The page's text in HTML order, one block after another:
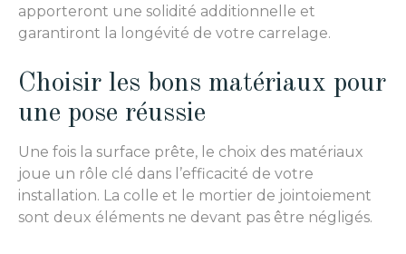
apporteront une solidité additionnelle et
garantiront la longévité de votre carrelage.
Choisir les bons matériaux pour
une pose réussie
Une fois la surface prête, le choix des matériaux
joue un rôle clé dans l’efficacité de votre
installation. La colle et le mortier de jointoiement
sont deux éléments ne devant pas être négligés.